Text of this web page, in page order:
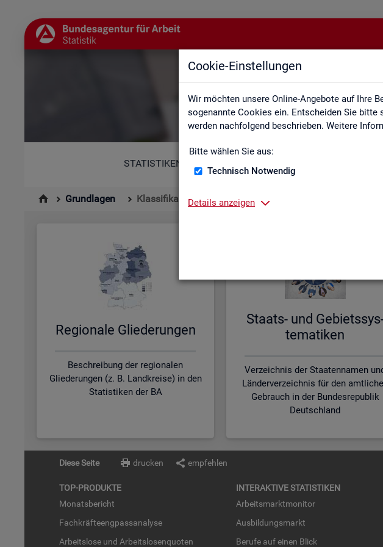
Cookie-Einstellungen
Wir möchten unsere Online-Angebote auf Ihre
sogenannte Cookies ein. Entscheiden Sie
werden nachfolgend beschrieben. Weitere
Bitte wählen Sie aus:
Technisch Notwendig
Details anzeigen
STATISTIKEN
Grundlagen Klassifikationen
Re­gio­na­le Glie­de­run­gen
Beschreibung der regionalen
Gliederungen (z. B. Landkreise) in den
Statistiken der BA
Staats- und
te­ma­ti­ken
Verzeichnis der Staatennamen
Länderverzeichnis für den
Gebrauch in der Bundesrepublik
Deutschland
Diese Seite drucken empfehlen
TOP-PRO­DUK­TE
Mo­nats­be­richt
Fach­kräf­te­eng­pass­ana­ly­se
Ar­beits­lo­se und Ar­beits­lo­sen­quo­ten
IN­TER­AK­TI­VE STA­TIS­TI­KEN
Ar­beits­markt­mo­ni­tor
Aus­bil­dungs­markt
Be­ru­fe auf einen Blick